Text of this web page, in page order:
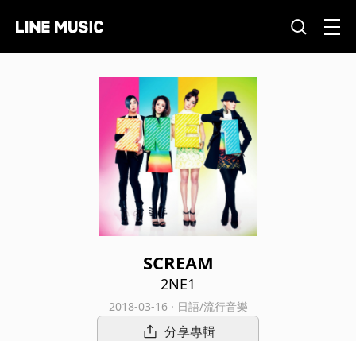
SCREAM
2NE1
2018-03-16 · 日語/流行音樂
分享專輯